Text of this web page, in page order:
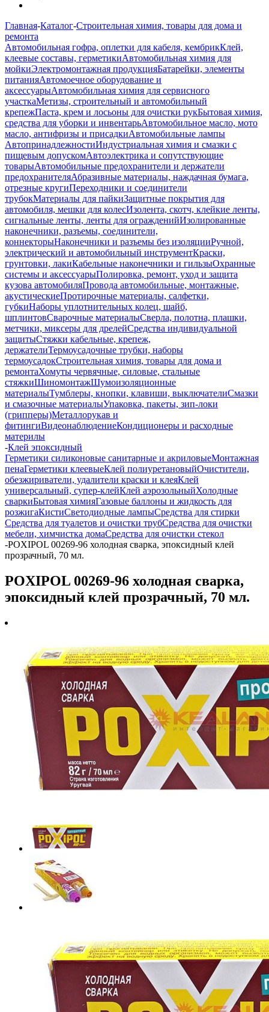
Главная-Каталог-Строительная химия, товары для дома и
ремонта
Автомобильная гофра, оплетки для кабеля, кембрикКлей,
клеевые составы, герметикиАвтомобильная химия для
мойкиЭлектромонтажная продукцияБатарейки, элементы
питанияАвтомоечное оборудование и
аксессуарыАвтомобильная химия для сервисного
участкаМетизы, строительный и автомобильный
крепежПаста, крем и лосьоны для очистки рукБытовая химия,
средства для уборки и инвентарьАвтомобильное масло, мото
масло, антифризы и присадкиАвтомобильные лампы
АвтопринадлежностиИндустриальная химия и смазки с
пищевым допускомАвтоэлектрика и сопутствующие
товарыАвтомобильные предохранители и держатели
предохранителяАбразивные материалы, наждачная бумага,
отрезные кругиПереходники и соединители
трубокМатериалы для пайкиЗащитные покрытия для
автомобиля, мешки для колесИзолента, скотч, клейкие ленты,
сигнальные ленты, ленты для огражденийИзолированные
наконечники, разъемы, соединители,
коннекторыНаконечники и разъемы без изоляцииРучной,
электрический и автомобильный инструментКраски,
грунтовки, лакиКабельные наконечники и гильзыОхранные
системы и аксессуарыПолировка, ремонт, уход и защита
кузова автомобиляПровода автомобильные, монтажные,
акустическиеПротирочные материалы, салфетки,
губкиНаборы уплотнительных колец, шайб,
шплинтовСварочные материалыСверла, полотна, плашки,
метчики, миксеры для дрелейСредства индивидуальной
защитыСтяжки кабельные, крепеж,
держателиТермоусадочные трубки, наборы
термоусадокСтроительная химия, товары для дома и
ремонтаХомуты червячные, силовые, стальные
стяжкиШиномонтажШумоизоляционные
материалыТумблеры, кнопки, клавиши, выключателиСмазки
и смазочные материалыУпаковка, пакеты, зип-локи
(грипперы)Металлорукав и
фитингиВидеонаблюдениеКондиционеры и расходные
материлы
-Клей эпоксидный
Герметики силиконовые санитарные и акриловыеМонтажная
пенаГерметики клеевыеКлей полиуретановыйОчистители,
обезжириватели, удалители краски и клеяКлей
универсальный, супер-клейКлей аэрозольныйХолодные
сваркиБытовая химияГазовые баллоны и жидкость для
розжигаКистиСветодиодные лампыСредства для стирки
Средства для туалетов и очистки трубСредства для очистки
мебели, химчистка домаСредства для очистки стекол
-POXIPOL 00269-96 холодная сварка, эпоксидный клей
прозрачный, 70 мл.
POXIPOL 00269-96 холодная сварка,
эпоксидный клей прозрачный, 70 мл.